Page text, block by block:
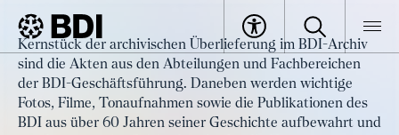
BDI Artikel
Artikel
Historisches Archiv des BDI
Kernstück der archivischen Überlieferung im BDI-Archiv
sind die Akten aus den Abteilungen und Fachbereichen
der BDI-Geschäftsführung. Daneben werden wichtige
Fotos, Filme, Tonaufnahmen sowie die Publikationen des
BDI aus über 60 Jahren seiner Geschichte aufbewahrt und